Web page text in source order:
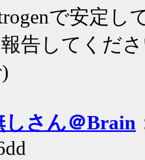
で安定し
告してくだ
しさん＠Brain